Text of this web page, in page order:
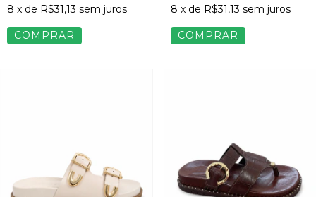
8 x de R$31,13 sem juros
COMPRAR
8 x de R$31,13 sem juros
COMPRAR